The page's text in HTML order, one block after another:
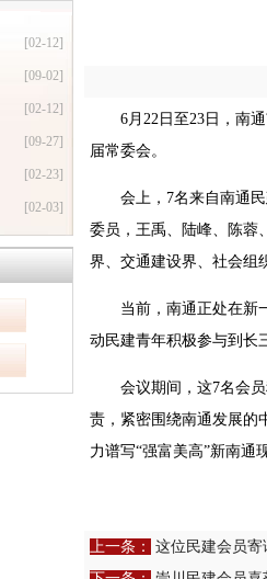
[02-12]
[09-02]
[02-12]
[09-27]
[02-23]
[02-03]
6月22日至23日，南
届常委会。
会上，7名来自南通
委员，王禹、陆峰、陈蓉
界、交通建设界、社会组
当前，南通正处在新
动民建青年积极参与到长
会议期间，这7名会
责，紧密围绕南通发展的
力谱写“强富美高”新南通
上一条： 这位民建会员寄